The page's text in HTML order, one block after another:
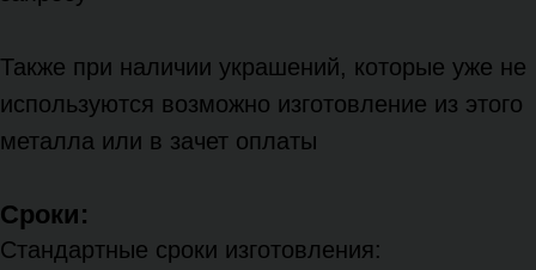
Также при наличии украшений, которые уже не
используются возможно изготовление из этого
металла или в зачет оплаты
Сроки:
Стандартные сроки изготовления: